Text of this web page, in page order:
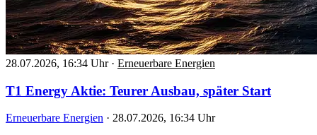
28.07.2026, 16:34 Uhr · Erneuerbare Energien
T1 Energy Aktie: Teurer Ausbau, später Start
Erneuerbare Energien · 28.07.2026, 16:34 Uhr